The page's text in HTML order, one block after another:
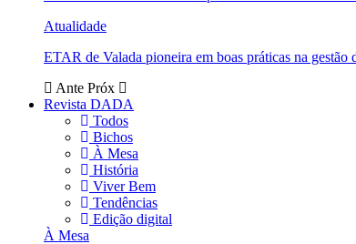
Atualidade
ETAR de Valada pioneira em boas práticas na gestão
Ante Próx
Revista DADA
Todos
Bichos
À Mesa
História
Viver Bem
Tendências
Edição digital
À Mesa